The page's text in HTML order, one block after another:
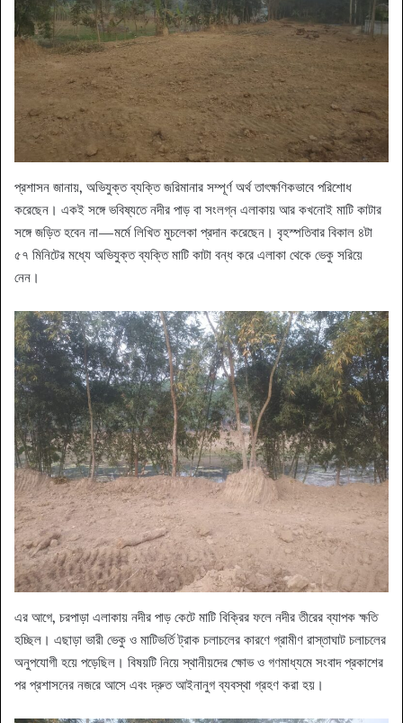
​প্রশাসন জানায়, অভিযুক্ত ব্যক্তি জরিমানার সম্পূর্ণ অর্থ তাৎক্ষণিকভাবে পরিশোধ
করেছেন। একই সঙ্গে ভবিষ্যতে নদীর পাড় বা সংলগ্ন এলাকায় আর কখনোই মাটি কাটার
সঙ্গে জড়িত হবেন না—মর্মে লিখিত মুচলেকা প্রদান করেছেন। বৃহস্পতিবার বিকাল ৪টা
৫৭ মিনিটের মধ্যে অভিযুক্ত ব্যক্তি মাটি কাটা বন্ধ করে এলাকা থেকে ভেকু সরিয়ে
নেন।
​এর আগে, চরপাড়া এলাকায় নদীর পাড় কেটে মাটি বিক্রির ফলে নদীর তীরের ব্যাপক ক্ষতি
হচ্ছিল। এছাড়া ভারী ভেকু ও মাটিভর্তি ট্রাক চলাচলের কারণে গ্রামীণ রাস্তাঘাট চলাচলের
অনুপযোগী হয়ে পড়েছিল। বিষয়টি নিয়ে স্থানীয়দের ক্ষোভ ও গণমাধ্যমে সংবাদ প্রকাশের
পর প্রশাসনের নজরে আসে এবং দ্রুত আইনানুগ ব্যবস্থা গ্রহণ করা হয়।